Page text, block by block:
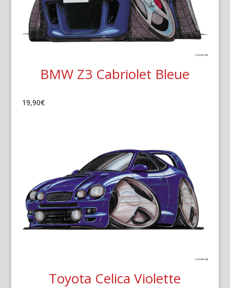
BMW Z3 Cabriolet Bleue
19,90€
Toyota Celica Violette